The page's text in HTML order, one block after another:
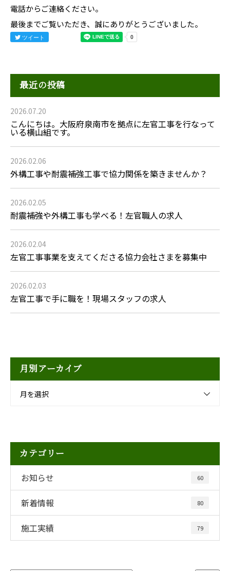
電話からご連絡ください。
最後までご覧いただき、誠にありがとうございました。
ツイート
最近の投稿
2026.07.20
こんにちは。大阪府泉南市を拠点に左官工事を行なって
いる横山組です。
2026.02.06
外構工事や耐震補強工事で協力関係を築きませんか？
2026.02.05
耐震補強や外構工事も学べる！左官職人の求人
2026.02.04
左官工事事業を支えてくださる協力会社さまを募集中
2026.02.03
左官工事で手に職を！現場スタッフの求人
月別アーカイブ
月を選択
カテゴリー
お知らせ 60
新着情報 80
施工実績 79